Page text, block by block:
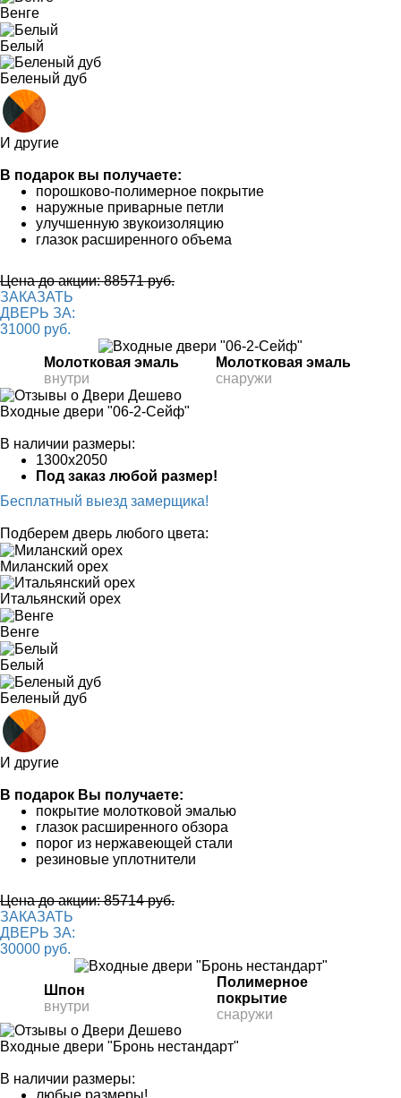
Венге
Белый
Беленый дуб
И другие
В подарок вы получаете:
порошково-полимерное покрытие
наружные приварные петли
улучшенную звукоизоляцию
глазок расширенного объема
Цена до акции: 88571 руб.
ЗАКАЗАТЬ
ДВЕРЬ ЗА:
31000 руб.
Молотковая эмаль
внутри
Молотковая эмаль
снаружи
Входные двери "06-2-Сейф"
В наличии размеры:
1300х2050
Под заказ любой размер!
Бесплатный выезд замерщика!
Подберем дверь любого цвета:
Миланский орех
Итальянский орех
Венге
Белый
Беленый дуб
И другие
В подарок Вы получаете:
покрытие молотковой эмалью
глазок расширенного обзора
порог из нержавеющей стали
резиновые уплотнители
Цена до акции: 85714 руб.
ЗАКАЗАТЬ
ДВЕРЬ ЗА:
30000 руб.
Шпон
внутри
Полимерное
покрытие
снаружи
Входные двери "Бронь нестандарт"
В наличии размеры: